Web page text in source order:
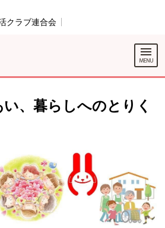
クラブ連合会
ューです。
キップする
まで。
い、暮らしへのとりく